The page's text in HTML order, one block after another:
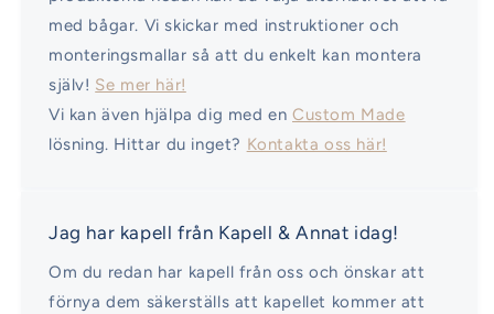
med bågar. Vi skickar med instruktioner och
monteringsmallar så att du enkelt kan montera
själv! Se mer här!
Vi kan även hjälpa dig med enCustom Made
lösning. Hittar du inget? Kontakta oss här!
Jag har kapell från Kapell & Annat idag!
Om du redan har kapell från oss och önskar att
förnya dem säkerställs att kapellet kommer att